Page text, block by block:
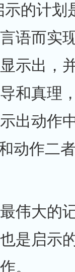
示的计划
言语而
示出，
和真理
出动作
动作二
伟大的
是启示
。